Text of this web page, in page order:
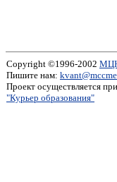
Copyright ©1996-2002
Пишите нам:
Проект осуществляется
"Курьер образования"